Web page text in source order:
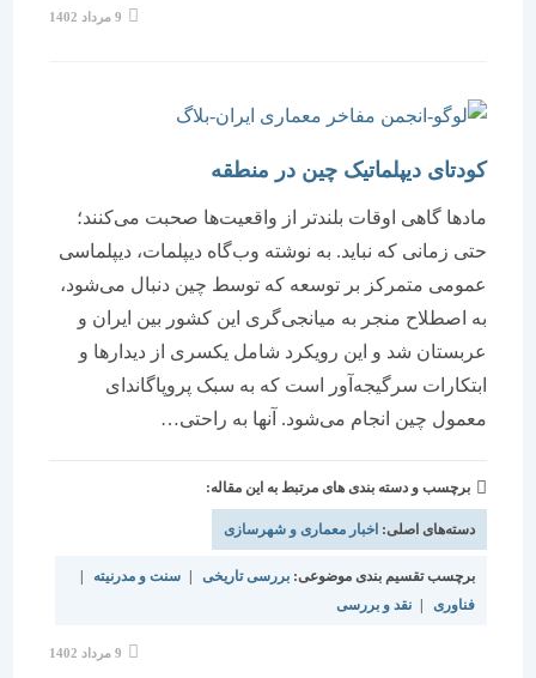
کودتای دیپلماتیک چین در منطقه
مادها گاهی اوقات بلندتر از واقعیت‌ها صحبت می‌کنند؛
حتی زمانی که نباید. به نوشته وب‌گاه دیپلمات، دیپلماسی
عمومی متمرکز بر توسعه که توسط چین دنبال می‌شود،
به اصطلاح منجر به میانجی‌گری این کشور بین ایران و
عربستان شد و این رویکرد شامل یکسری از دیدارها و
ابتکارات سرگیجه‌آور است که به سبک پروپاگاندای
معمول چین انجام می‌شود. آنها به راحتی…
برچسب و دسته بندی های مرتبط به این مقاله:
دسته‌های اصلی:اخبار معماری و شهرسازی
برچسب تقسیم بندی موضوعی:بررسی تاریخی | سنت و مدرنیته |
| نقد و بررسی